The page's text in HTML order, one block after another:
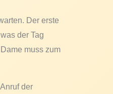
Der erste
der Tag
muss zum
der